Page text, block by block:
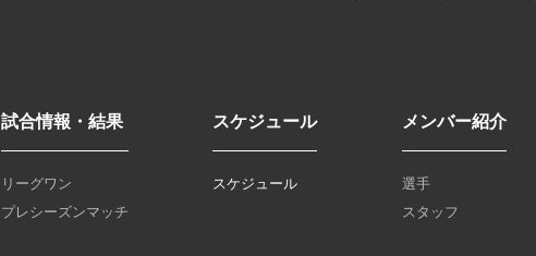
試合情報・結果
リーグワン
プレシーズンマッチ
スケジュール
スケジュール
メンバー紹介
選手
スタッフ